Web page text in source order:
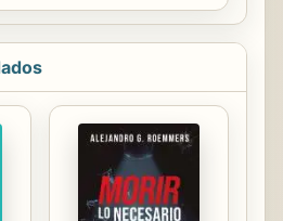
cuya finalidad es la de
de los principales